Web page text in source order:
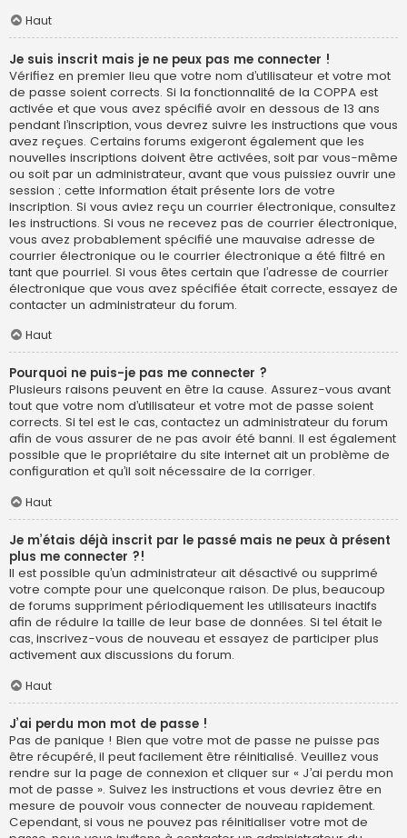
Haut
Je suis inscrit mais je ne peux pas me connecter !
Vérifiez en premier lieu que votre nom d’utilisateur et votre mot
de passe soient corrects. Si la fonctionnalité de la COPPA est
activée et que vous avez spécifié avoir en dessous de 13 ans
pendant l’inscription, vous devrez suivre les instructions que vous
avez reçues. Certains forums exigeront également que les
nouvelles inscriptions doivent être activées, soit par vous-même
ou soit par un administrateur, avant que vous puissiez ouvrir une
session ; cette information était présente lors de votre
inscription. Si vous aviez reçu un courrier électronique, consultez
les instructions. Si vous ne recevez pas de courrier électronique,
vous avez probablement spécifié une mauvaise adresse de
courrier électronique ou le courrier électronique a été filtré en
tant que pourriel. Si vous êtes certain que l’adresse de courrier
électronique que vous avez spécifiée était correcte, essayez de
contacter un administrateur du forum.
Haut
Pourquoi ne puis-je pas me connecter ?
Plusieurs raisons peuvent en être la cause. Assurez-vous avant
tout que votre nom d’utilisateur et votre mot de passe soient
corrects. Si tel est le cas, contactez un administrateur du forum
afin de vous assurer de ne pas avoir été banni. Il est également
possible que le propriétaire du site internet ait un problème de
configuration et qu’il soit nécessaire de la corriger.
Haut
Je m’étais déjà inscrit par le passé mais ne peux à présent
plus me connecter ?!
Il est possible qu’un administrateur ait désactivé ou supprimé
votre compte pour une quelconque raison. De plus, beaucoup
de forums suppriment périodiquement les utilisateurs inactifs
afin de réduire la taille de leur base de données. Si tel était le
cas, inscrivez-vous de nouveau et essayez de participer plus
activement aux discussions du forum.
Haut
J’ai perdu mon mot de passe !
Pas de panique ! Bien que votre mot de passe ne puisse pas
être récupéré, il peut facilement être réinitialisé. Veuillez vous
rendre sur la page de connexion et cliquer sur « J’ai perdu mon
mot de passe ». Suivez les instructions et vous devriez être en
mesure de pouvoir vous connecter de nouveau rapidement.
Cependant, si vous ne pouvez pas réinitialiser votre mot de